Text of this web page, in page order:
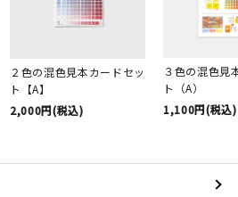
２色の混色見本カードセッ
ト【A】
2,000円(税込)
３色の混色見
ト（A）
1,100円(税込)